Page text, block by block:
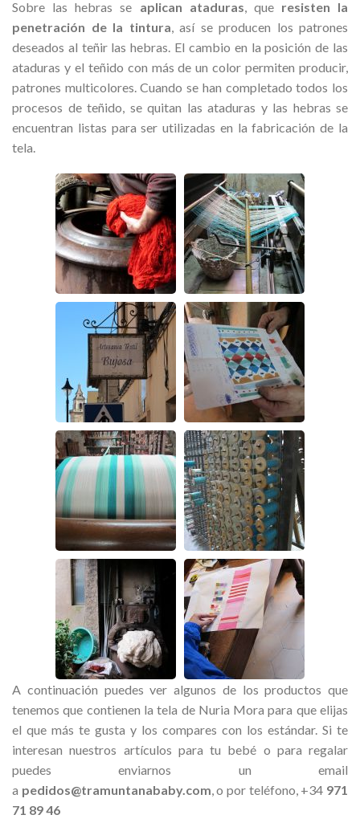
Sobre las hebras se aplican ataduras, que resisten la
penetración de la tintura, así se producen los patrones
deseados al teñir las hebras. El cambio en la posición de las
ataduras y el teñido con más de un color permiten producir,
patrones multicolores. Cuando se han completado todos los
procesos de teñido, se quitan las ataduras y las hebras se
encuentran listas para ser utilizadas en la fabricación de la
tela.
A continuación puedes ver algunos de los productos que
tenemos que contienen la tela de Nuria Mora para que elijas
el que más te gusta y los compares con los estándar. Si te
interesan nuestros artículos para tu bebé o para regalar
puedes enviarnos un email
a pedidos@tramuntanababy.com, o por teléfono, +34 971
71 89 46